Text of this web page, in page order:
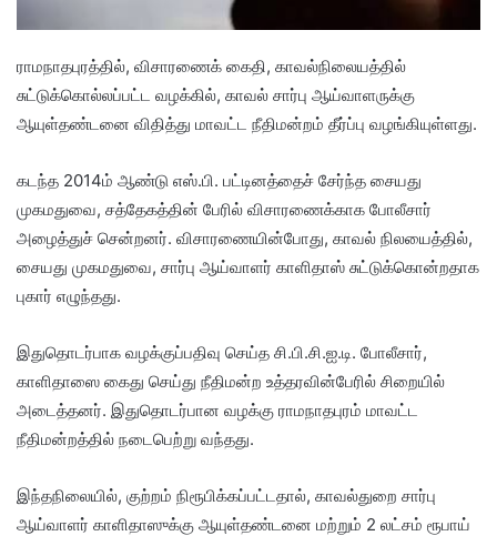
ராமநாதபுரத்தில், விசாரணைக் கைதி, காவல்நிலையத்தில்
சுட்டுக்கொல்லப்பட்ட வழக்கில், காவல் சார்பு ஆய்வாளருக்கு
ஆயுள்தண்டனை விதித்து மாவட்ட நீதிமன்றம் தீர்ப்பு வழங்கியுள்ளது.
கடந்த 2014ம் ஆண்டு எஸ்.பி. பட்டினத்தைச் சேர்ந்த சையது
முகமதுவை, சத்தேகத்தின் பேரில் விசாரணைக்காக போலீசார்
அழைத்துச் சென்றனர். விசாரணையின்போது, காவல் நிலயைத்தில்,
சையது முகமதுவை, சார்பு ஆய்வாளர் காளிதாஸ் சுட்டுக்கொன்றதாக
புகார் எழுந்தது.
இதுதொடர்பாக வழக்குப்பதிவு செய்த சி.பி.சி.ஐ.டி. போலீசார்,
காளிதாஸை கைது செய்து நீதிமன்ற உத்தரவின்பேரில் சிறையில்
அடைத்தனர். இதுதொடர்பான வழக்கு ராமநாதபுரம் மாவட்ட
நீதிமன்றத்தில் நடைபெற்று வந்தது.
இந்தநிலையில், குற்றம் நிரூபிக்கப்பட்டதால், காவல்துறை சார்பு
ஆய்வாளர் காளிதாஸுக்கு ஆயுள்தண்டனை மற்றும் 2 லட்சம் ரூபாய்